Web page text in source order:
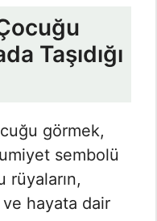
Taşıdığı
görmek,
sembolü
rüyaların,
ve hayata dair